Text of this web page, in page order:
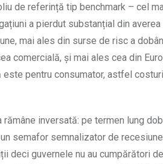
de referință tip benchmark – cel
a pierdut substanțial din
mai ales din surse de risc a
comercială, și mai ales cea din
este pentru consumator, astfel
inversată: pe termen lung
semafor semnalizator de recesiune
deci guvernele nu au cumpărători